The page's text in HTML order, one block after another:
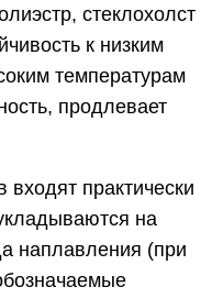
стеклохолст
к низким
температурам
продлевает
практически
на
наплавления (при